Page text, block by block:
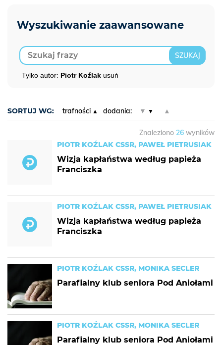
Tylko autor: Piotr Koźlak usuń
SORTUJ WG: trafności dodania: ▼ ▲
Znaleziono 26 wyników
PIOTR KOŹLAK CSSR, PAWEŁ PIETRUSIAK
Wizja kapłaństwa według papieża
Franciszka
PIOTR KOŹLAK CSSR, PAWEŁ PIETRUSIAK
Wizja kapłaństwa według papieża
Franciszka
PIOTR KOŹLAK CSSR, MONIKA SECLER
Parafialny klub seniora Pod Aniołami
PIOTR KOŹLAK CSSR, MONIKA SECLER
Parafialny klub seniora Pod Aniołami